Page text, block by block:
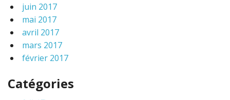
juin 2017
mai 2017
avril 2017
mars 2017
février 2017
Catégories